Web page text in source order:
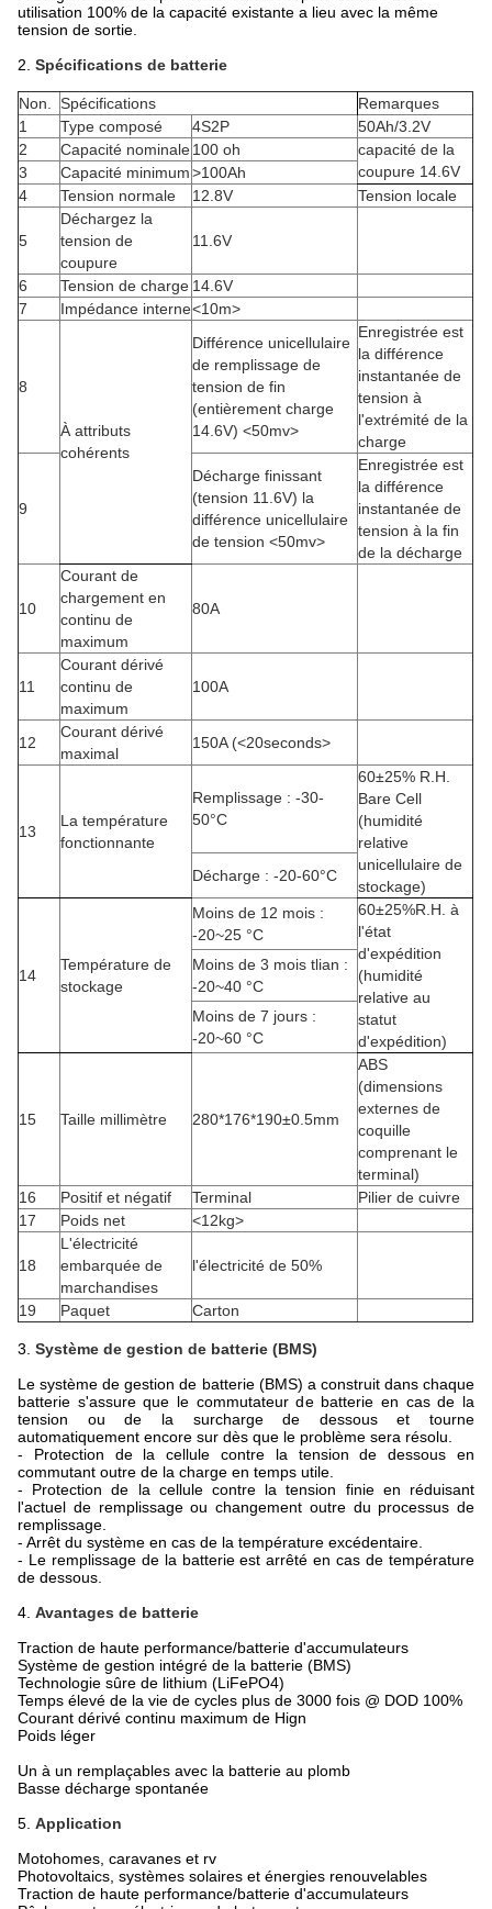
utilisation 100% de la capacité existante a lieu avec la même
tension de sortie.
2. Spécifications de batterie
Non. Spécifications
Remarques
1
Type composé 4S2P
50Ah/3.2V
2
Capacité nominale100 oh
capacité de la
coupure 14.6V
3 Capacité minimum>100Ah
4
Tension normale 12.8V Tension locale
5
Déchargez la
tension de
coupure
11.6V
6 Tension de charge 14.6V
7
Impédance interne<10m>
8
À attributs
cohérents
Différence unicellulaire
de remplissage de
tension de fin
(entièrement charge
14.6V) <50mv>
Enregistrée est
la différence
instantanée de
tension à
l'extrémité de la
charge
9
Décharge finissant
(tension 11.6V) la
différence unicellulaire
de tension <50mv>
Enregistrée est
la différence
instantanée de
tension à la fin
de la décharge
10
Courant de
chargement en
continu de
maximum
80A
11
Courant dérivé
continu de
maximum
100A
12
Courant dérivé
maximal
150A (<20seconds>
13
La température
fonctionnante
Remplissage : -30-
50°C
60±25% R.H.
Bare Cell
(humidité
relative
unicellulaire de
stockage)
Décharge : -20-60°C
14
Température de
stockage
Moins de 12 mois :
-20~25 °C
60±25%R.H. à
l'état
d'expédition
(humidité
relative au
statut
d'expédition)
Moins de 3 mois tlian :
-20~40 °C
Moins de 7 jours :
-20~60 °C
15 Taille millimètre 280*176*190±0.5mm
ABS
(dimensions
externes de
coquille
comprenant le
terminal)
16
Positif et négatif Terminal
Pilier de cuivre
17
Poids net <12kg>
18
L'électricité
embarquée de
marchandises
l'électricité de 50%
19 Paquet Carton
3. Système de gestion de batterie (BMS)
Le système de gestion de batterie (BMS) a construit dans chaque
batterie s'assure que le commutateur de batterie en cas de la
tension ou de la surcharge de dessous et tourne
automatiquement encore sur dès que le problème sera résolu.
- Protection de la cellule contre la tension de dessous en
commutant outre de la charge en temps utile.
- Protection de la cellule contre la tension finie en réduisant
l'actuel de remplissage ou changement outre du processus de
remplissage.
- Arrêt du système en cas de la température excédentaire.
- Le remplissage de la batterie est arrêté en cas de température
de dessous.
4. Avantages de batterie
Traction de haute performance/batterie d'accumulateurs
Système de gestion intégré de la batterie (BMS)
Technologie sûre de lithium (LiFePO4)
Temps élevé de la vie de cycles plus de 3000 fois @ DOD 100%
Courant dérivé continu maximum de Hign
Poids léger
Un à un remplaçables avec la batterie au plomb
Basse décharge spontanée
5. Application
Motohomes, caravanes et rv
Photovoltaics, systèmes solaires et énergies renouvelables
Traction de haute performance/batterie d'accumulateurs